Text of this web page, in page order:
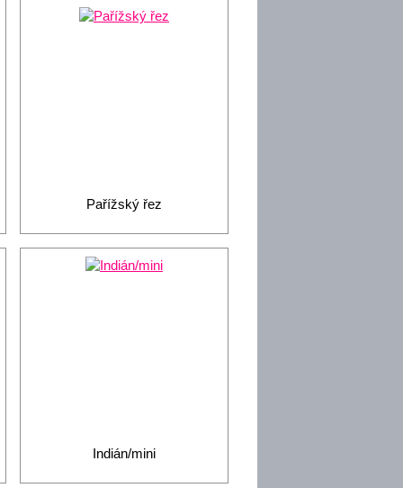
Pařížský řez
Indián/mini